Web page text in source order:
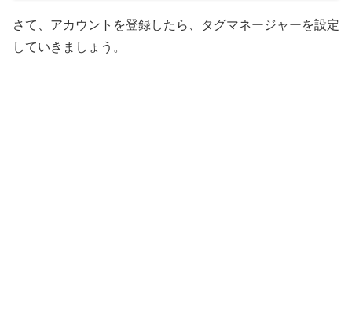
さて、アカウントを登録したら、タグマネージャーを設定
していきましょう。